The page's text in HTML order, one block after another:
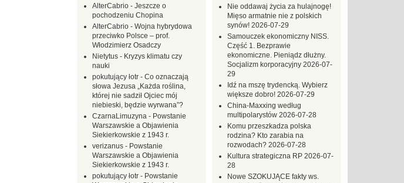
Nie oddawaj życia za hulajnogę!
Mięso armatnie nie z polskich
synów! 2026-07-29
Samouczek ekonomiczny NISS.
Część 1. Bezprawie
ekonomiczne. Pieniądz dłużny.
Socjalizm korporacyjny 2026-07-
29
Idź na mszę trydencką. Wybierz
większe dobro! 2026-07-29
China-Maxxing według
multipolarystów 2026-07-28
Komu przeszkadza polska
rodzina? Kto zarabia na
rozwodach? 2026-07-28
Kultura strategiczna RP 2026-07-
28
Nowe SZOKUJĄCE fakty ws.
AlterCabrio - Jeszcze o
pochodzeniu Chopina
AlterCabrio - Wojna hybrydowa
przeciwko Polsce – prof.
Włodzimierz Osadczy
Nietytus - Kryzys klimatu czy
nauki
pokutujący łotr - Co oznaczają
słowa Jezusa „Każda roślina,
której nie sadził Ojciec mój
niebieski, będzie wyrwana”?
CzarnaLimuzyna - Powstanie
Warszawskie a Objawienia
Siekierkowskie z 1943 r.
verizanus - Powstanie
Warszawskie a Objawienia
Siekierkowskie z 1943 r.
pokutujący łotr - Powstanie